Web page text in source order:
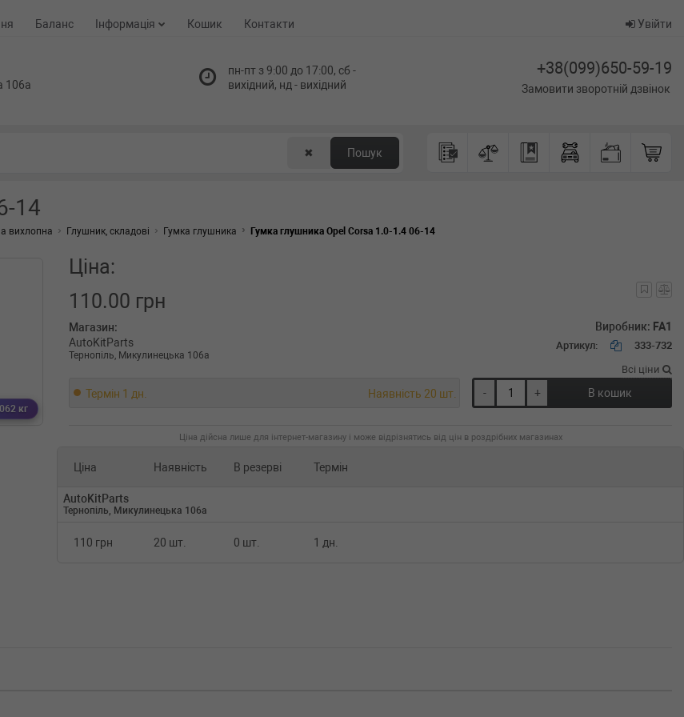
Баланс Інформація Кошик Контакти Увійти
106а
пн-пт з 9:00 до 17:00, сб -
вихідний, нд - вихідний
+38(099)650-59-19
Замовити зворотній дзвінок
✖ Пошук
14
вихлопна Глушник, складові Гумка глушника Гумка глушника Opel Corsa 1.0-1.4 06-14
кг
Ціна:
110.00 грн
Магазин:
AutoKitParts
Тернопіль, Микулинецька 106а
Виробник: FA1
Артикул: 333-732
Всі ціни
Термін 1 дн. Наявність 20 шт. - + В кошик
Ціна дійсна лише для інтернет-магазину і може відрізнятись від цін в роздрібних магазинах
Ціна Наявність В резерві Термін
AutoKitParts
Тернопіль, Микулинецька 106а
110 грн 20 шт. 0 шт. 1 дн.